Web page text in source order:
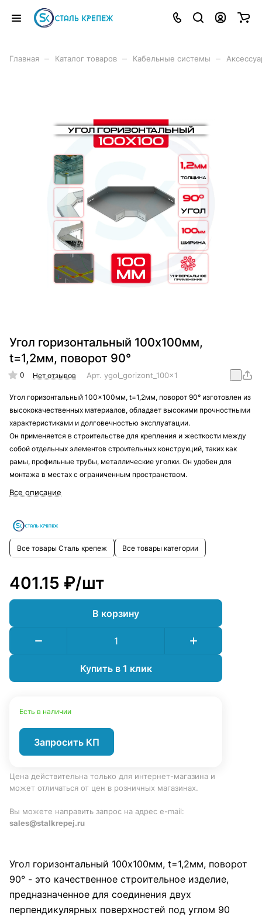
Главная Каталог товаров Кабельные системы
Угол горизонтальный 100x100мм,
t=1,2мм, поворот 90°
0 Нет отзывов Арт. ygol_gorizont_100x100mm_t=1,2mm_90
Угол горизонтальный 100x100мм, t=1,2мм, поворот 90° изготовлен из
высококачественных материалов, обладает высокими прочностными
характеристиками и долговечностью эксплуатации.
Он применяется в строительстве для крепления и жесткости между
собой отдельных элементов строительных конструкций, таких как
рамы, профильные трубы, металлические уголки. Он удобен для
монтажа в местах с ограниченным пространством.
Все описание
Все товары Сталь крепеж Все товары категории
401.15 ₽/шт
В корзину
Купить в 1 клик
Есть в наличии
Запросить КП
Цена действительна только для интернет-магазина и
может отличаться от цен в розничных магазинах.
Вы можете направить запрос на адрес e-mail:
sales@stalkrepej.ru
Угол горизонтальный 100x100мм, t=1,2мм, поворот
90° - это качественное строительное изделие,
предназначенное для соединения двух
перпендикулярных поверхностей под углом 90